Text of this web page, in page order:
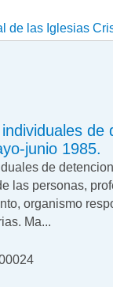
de las Iglesias
de
junio 1985.
de
las personas,
organismo
Ma...